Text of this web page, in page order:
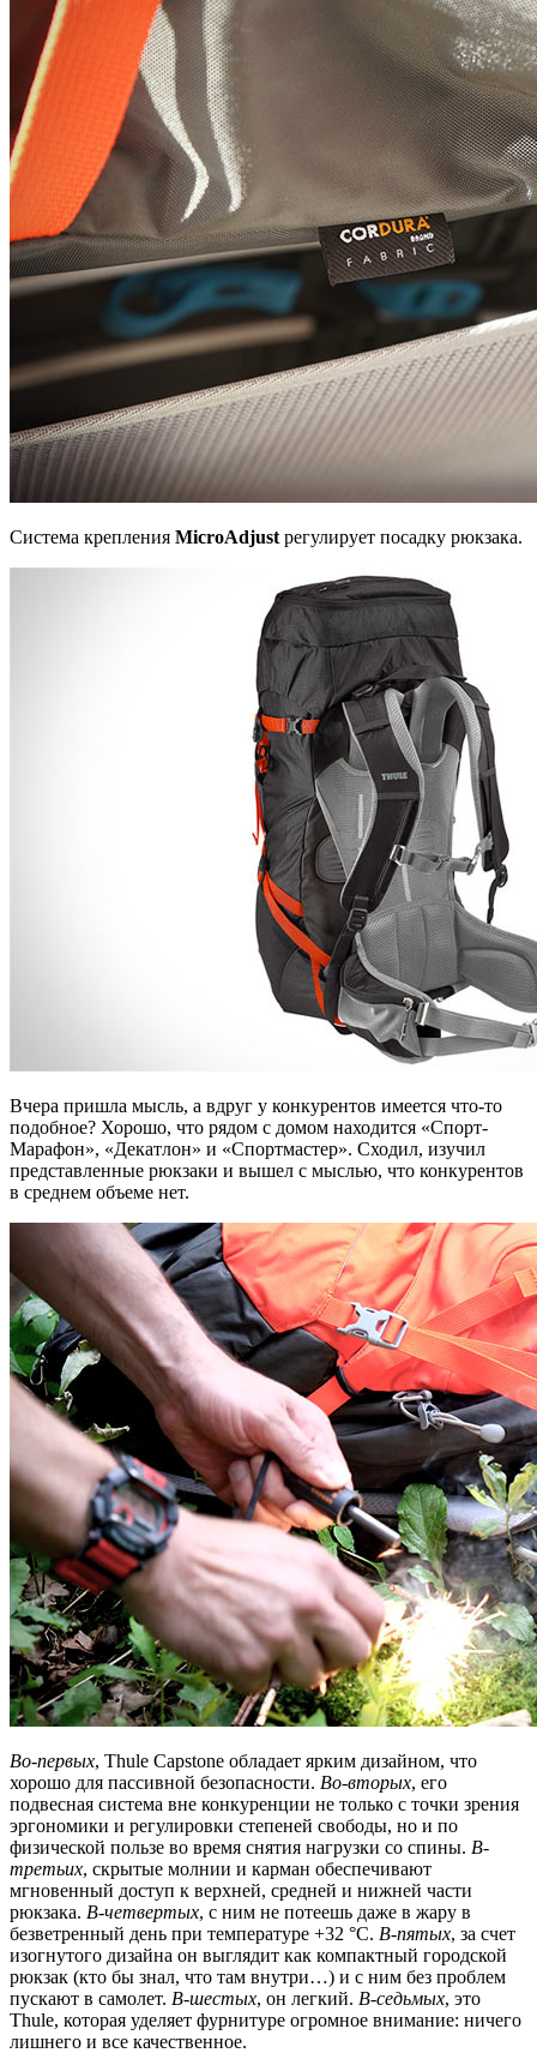
Система крепления MicroAdjust регулирует посадку рюкзака.
Вчера пришла мысль, а вдруг у конкурентов имеется что-то
подобное? Хорошо, что рядом с домом находится «Спорт-
Марафон», «Декатлон» и «Спортмастер». Сходил, изучил
представленные рюкзаки и вышел с мыслью, что конкурентов
в среднем объеме нет.
Во-первых, Thule Capstone обладает ярким дизайном, что
хорошо для пассивной безопасности. Во-вторых, его
подвесная система вне конкуренции не только с точки зрения
эргономики и регулировки степеней свободы, но и по
физической пользе во время снятия нагрузки со спины. В-
третьих, скрытые молнии и карман обеспечивают
мгновенный доступ к верхней, средней и нижней части
рюкзака. В-четвертых, с ним не потеешь даже в жару в
безветренный день при температуре +32 °C. В-пятых, за счет
изогнутого дизайна он выглядит как компактный городской
рюкзак (кто бы знал, что там внутри…) и с ним без проблем
пускают в самолет. В-шестых, он легкий. В-седьмых, это
Thule, которая уделяет фурнитуре огромное внимание: ничего
лишнего и все качественное.